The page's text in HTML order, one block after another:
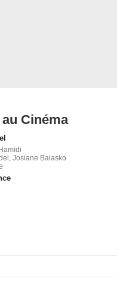
Cinéma
Josiane Balasko